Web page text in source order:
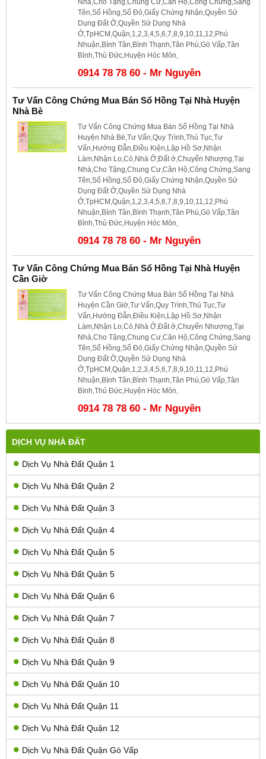
DỊCH VỤ NHÀ ĐẤT
Dịch Vụ Nhà Đất Quận 1
Dịch Vụ Nhà Đất Quận 2
Dịch Vụ Nhà Đất Quận 3
Dịch Vụ Nhà Đất Quận 4
Dịch Vụ Nhà Đất Quận 5
Dịch Vụ Nhà Đất Quận 5
Dịch Vụ Nhà Đất Quận 6
Dịch Vụ Nhà Đất Quận 7
Dịch Vụ Nhà Đất Quận 8
Dịch Vụ Nhà Đất Quận 9
Dịch Vụ Nhà Đất Quận 10
Dịch Vụ Nhà Đất Quận 11
Dịch Vụ Nhà Đất Quận 12
Dịch Vụ Nhà Đất Quận Gò Vấp
Tên,Sổ Hồng,Sổ Đỏ,Giấy Chứng Nhận,Quyền Sử
Dụng Đất Ở,Quyền Sử Dụng Nhà
Ở,TpHCM,Quận,1,2,3,4,5,6,7,8,9,10,11,12,Phú
Nhuận,Bình Tân,Bình Thạnh,Tân Phú,Gò Vấp,Tân
Bình,Thủ Đức,Huyện Hóc Môn,
0914 78 78 60 - Mr Nguyên
Tư Vấn Công Chứng Mua Bán Sổ Hồng Tại Nhà Huyện
Nhà Bè
Tư Vấn Công Chứng Mua Bán Sổ Hồng Tại Nhà
Huyện Nhà Bè,Tư Vấn,Quy Trình,Thủ Tục,Tư
Vấn,Hướng Đẫn,Điều Kiện,Lập Hồ Sơ,Nhận
Làm,Nhận Lo,Có,Nhà Ở,Đất ở,Chuyển Nhượng,Tại
Nhà,Cho Tặng,Chung Cư,Căn Hộ,Công Chứng,Sang
Tên,Sổ Hồng,Sổ Đỏ,Giấy Chứng Nhận,Quyền Sử
Dụng Đất Ở,Quyền Sử Dụng Nhà
Ở,TpHCM,Quận,1,2,3,4,5,6,7,8,9,10,11,12,Phú
Nhuận,Bình Tân,Bình Thạnh,Tân Phú,Gò Vấp,Tân
Bình,Thủ Đức,Huyện Hóc Môn,
0914 78 78 60 - Mr Nguyên
Tư Vấn Công Chứng Mua Bán Sổ Hồng Tại Nhà Huyện
Cần Giờ
Tư Vấn Công Chứng Mua Bán Sổ Hồng Tại Nhà
Huyện Cần Giờ,Tư Vấn,Quy Trình,Thủ Tục,Tư
Vấn,Hướng Đẫn,Điều Kiện,Lập Hồ Sơ,Nhận
Làm,Nhận Lo,Có,Nhà Ở,Đất ở,Chuyển Nhượng,Tại
Nhà,Cho Tặng,Chung Cư,Căn Hộ,Công Chứng,Sang
Tên,Sổ Hồng,Sổ Đỏ,Giấy Chứng Nhận,Quyền Sử
Dụng Đất Ở,Quyền Sử Dụng Nhà
Ở,TpHCM,Quận,1,2,3,4,5,6,7,8,9,10,11,12,Phú
Nhuận,Bình Tân,Bình Thạnh,Tân Phú,Gò Vấp,Tân
Bình,Thủ Đức,Huyện Hóc Môn,
0914 78 78 60 - Mr Nguyên